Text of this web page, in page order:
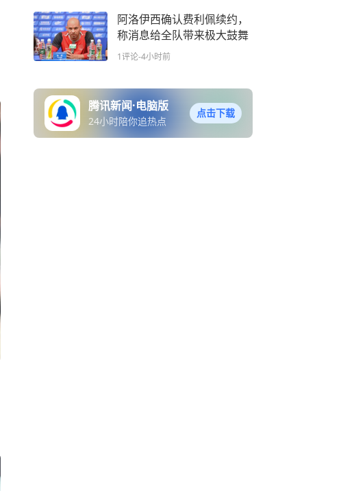
阿洛伊西确认费利佩续约，
称消息给全队带来极大鼓舞
1评论-4小时前
腾讯新闻·电脑版
24小时陪你追热点
点击下载